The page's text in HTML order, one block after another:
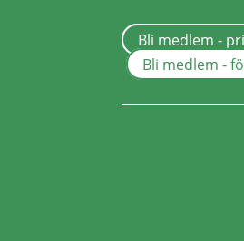
Bli medlem -
Bli medlem -